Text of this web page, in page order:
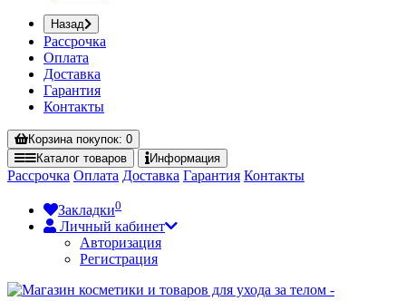
Назад
Рассрочка
Оплата
Доставка
Гарантия
Контакты
Корзинапокупок: 0
Каталог товаров Информация
Рассрочка Оплата Доставка Гарантия Контакты
Закладки0
Личный кабинет
Авторизация
Регистрация